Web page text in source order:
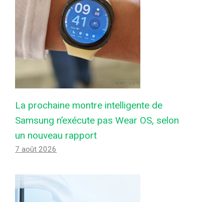
La prochaine montre intelligente de
Samsung n’exécute pas Wear OS, selon
un nouveau rapport
7 août 2026